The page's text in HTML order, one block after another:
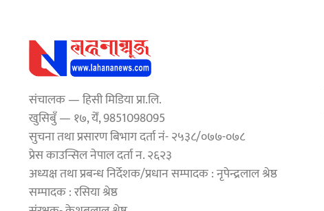
संचालक — हिसी मिडिया प्रा.लि.
खुसिबुँ — १७, येँ, 9851098095
सुचना तथा प्रसारण बिभाग दर्ता नं- २५३८/०७७-०७८
प्रेस काउन्सिल नेपाल दर्ता न. २६२३
अध्यक्ष तथा प्रबन्ध निर्देशक/प्रधान सम्पादक : नृपेन्द्रलाल श्रेष्ठ
सम्पादक : रसिया श्रेष्ठ